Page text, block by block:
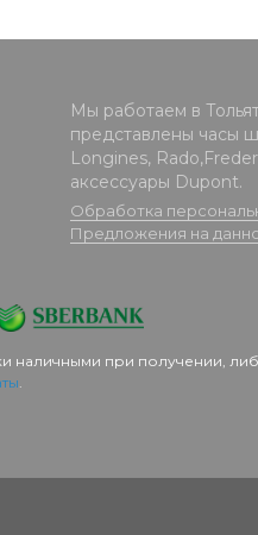
Мы работаем в
представлены часы
Longines,
аксессуары Dupont.
Обработка
Предложения на
наличными при получении,
.